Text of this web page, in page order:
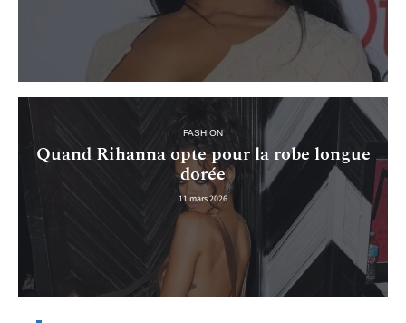
FASHION
Quand Rihanna opte pour la robe longue
dorée
11 mars 2026